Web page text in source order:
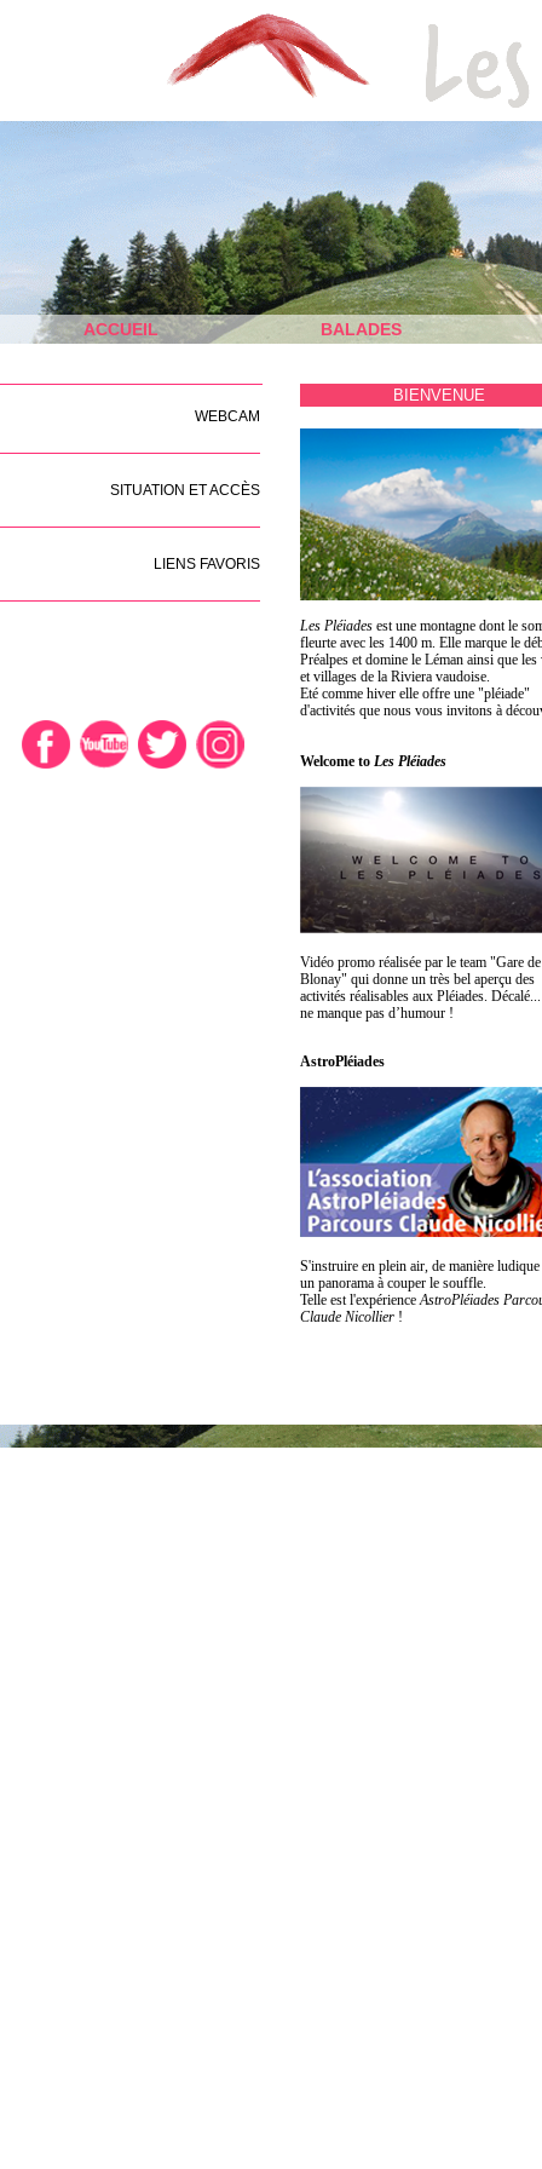
ACCUEIL BALADES
WEBCAM
SITUATION ET ACCÈS
LIENS FAVORIS
BIENVENUE
Les Pléiades est une montagne dont le
fleurte avec les 1400 m. Elle marque le
Préalpes et domine le Léman ainsi que
et villages de la Riviera vaudoise.
Eté comme hiver elle offre une "pléiade"
d'activités que nous vous invitons à
Welcome to Les Pléiades
Vidéo promo réalisée par le team "Gare de
Blonay" qui donne un très bel aperçu des
activités réalisables aux Pléiades.
ne manque pas d’humour !
AstroPléiades
S'instruire en plein air, de manière ludique
un panorama à couper le souffle.
Telle est l'expérienceAstroPléiades
Claude Nicollier !